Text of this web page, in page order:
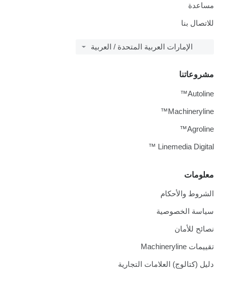
مساعدة
للاتصال بنا
الإمارات العربية المتحدة / العربية
معلومات
الشروط والأحكام
سياسة الخصوصية
نصائح للأمان
تقييمات Machineryline
دليل (كتالوج) العلامات التجارية
مشروعاتنا
Autoline™
Machineryline™
Agroline™
Linemedia Digital ™